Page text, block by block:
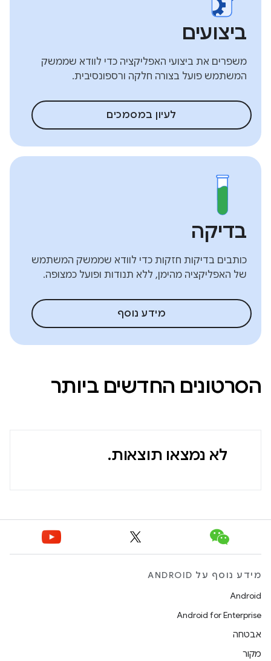
ביצועים
משפרים את ביצועי האפליקציה כדי לוודא שממשק
המשתמש פועל בצורה חלקה ורספונסיבית.
לעיון במסמכים
בדיקה
כותבים בדיקות חזקות כדי לוודא שממשק המשתמש
של האפליקציה מהימן, ללא תנודות ופועל כמצופה.
מידע נוסף
הסרטונים החדשים ביותר
לא נמצאו תוצאות.
מידע נוסף על ANDROID
Android
Android for Enterprise
אבטחה
מקור